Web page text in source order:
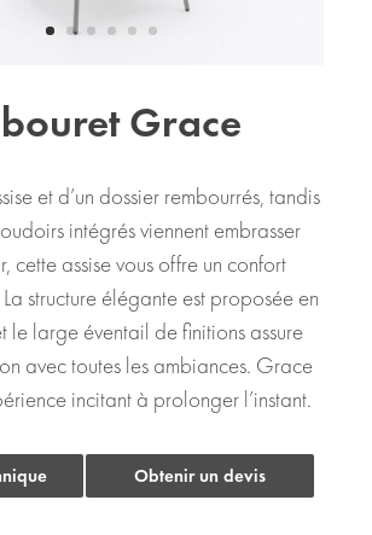
Grace
et d’un dossier rembourrés, tandis
intégrés viennent embrasser
cette assise vous offre un confort
structure élégante est proposée en
le large éventail de finitions assure
avec toutes les ambiances. Grace
incitant à prolonger l’instant.
Obtenir un devis